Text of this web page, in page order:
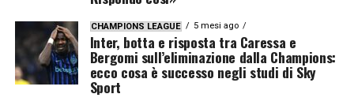
CHAMPIONS LEAGUE 5 mesi ago
Inter, botta e risposta tra Caressa e
Bergomi sull’eliminazione dalla Champions:
ecco cosa è successo negli studi di Sky
Sport